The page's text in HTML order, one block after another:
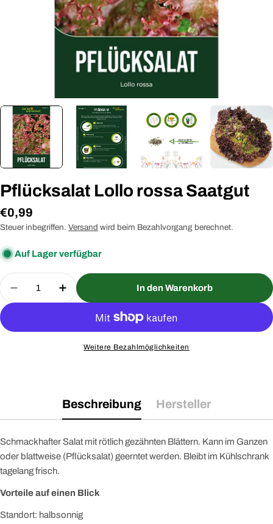
Pflücksalat Lollo rossa Saatgut
Regulärer
Preis
€0,99
Steuer inbegriffen. Versand wird beim Bezahlvorgang berechnet.
Auf Lager verfügbar
Menge
Menge für Pflücksalat Lollo rossa Saatgut
Menge für Pflücksalat Lollo rossa
In den Warenkorb
Weitere Bezahlmöglichkeiten
Beschreibung Hersteller
Schmackhafter Salat mit rötlich gezähnten Blättern. Kann im Ganzen
oder blattweise (Pflücksalat) geerntet werden. Bleibt im Kühlschrank
tagelang frisch.
Vorteile auf einen Blick
Standort: halbsonnig